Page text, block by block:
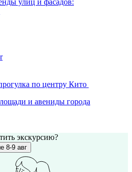
по центру Кито
и авениды города
экскурсию?
8-9 авг